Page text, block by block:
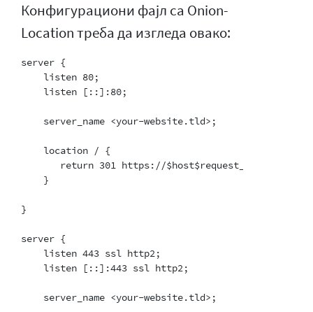
Конфигурациони фајл са Onion-
Location треба да изгледа овако:
server {
    listen 80;
    listen [::]:80;
    server_name <your-website.tld>;
    location / {
       return 301 https://$host$request_uri;
    }
}
server {
    listen 443 ssl http2;
    listen [::]:443 ssl http2;
    server_name <your-website.tld>;